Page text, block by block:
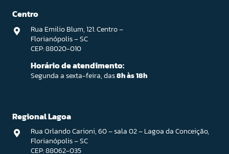
Centro
Rua Emilio Blum, 121. Centro –
Florianópolis – SC
CEP: 88020-010
Horário de atendimento:
Segunda a sexta-feira, das8h às 18h
Regional Lagoa
Rua Orlando Carioni, 60 – sala 02 – Lagoa da Conceição,
Florianópolis – SC
CEP: 88062-035